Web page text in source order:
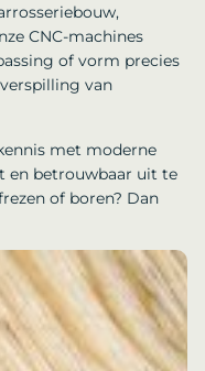
CNC-machines
of vorm precies
van
met moderne
en betrouwbaar uit te
of boren? Dan